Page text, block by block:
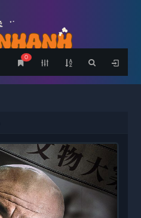
0